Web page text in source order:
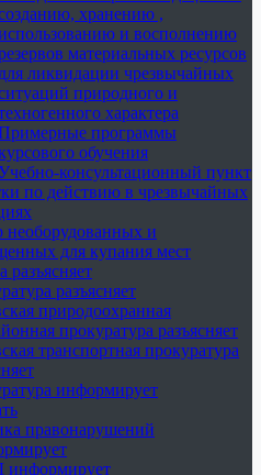
хранению ,
и восполнению
материальных ресурсов
для ликвидации чрезвычайных
природного и
характера
программы
обучения
консультационный пункт
по действию в чрезвычайных
необорудованных и
для купания мест
разъясняет
разъясняет
природоохранная
прокуратура разъясняет
транспортная прокуратура
информирует
правонарушений